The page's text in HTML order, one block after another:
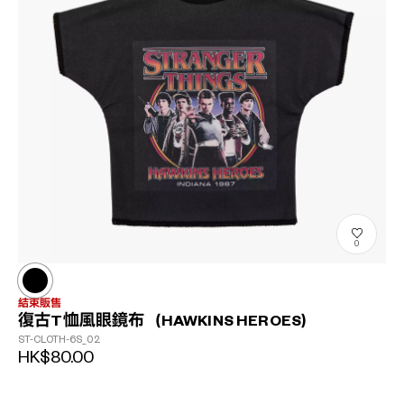
0
結束販售
復古T恤風眼鏡布（HAWKINS HEROES）
ST-CLOTH-6S_02
HK$80.00